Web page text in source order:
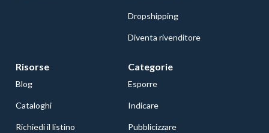
Dropshipping
Diventa rivenditore
Risorse
Blog
Cataloghi
Richiedi il listino
Categorie
Esporre
Indicare
Pubblicizzare